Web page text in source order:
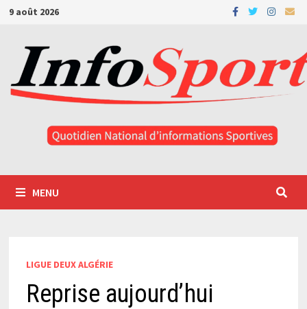
Passer
contenu
9 août 2026
MENU
LIGUE DEUX ALGÉRIE
Reprise aujourd’hui